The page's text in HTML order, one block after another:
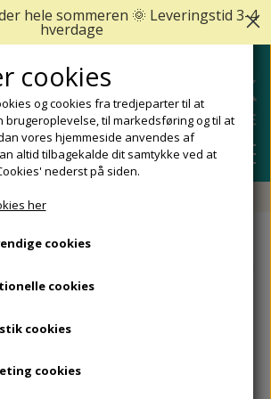
SHOP
FODCREMER
NEGLESVAMP
TIL FODPLEJE OG NEGLEPLEJE
OG FODHØVLE
OG AFLASTNINGER
CALCANEI/SEVERS SYNDROM
MÆRKER
DKK - Levering 1-2 hverdage
cookies
og cookies fra tredjeparter til at
brugeroplevelse, til markedsføring og til at
vores hjemmeside anvendes af
altid tilbagekalde dit samtykke ved at
nederst på siden.
her
cookies
cookies
cookies
cookies
hele sommeren 🌞 Leveringstid 3-4
hverdage